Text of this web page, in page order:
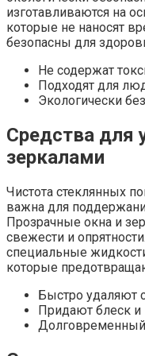
изготавливаются на
которые не наносят
безопасны для
Не содержат
Подходят для
Экологически
Средства для
зеркалами
Чистота стеклянных
важна для
Прозрачные окна и
свежести и
специальные
которые
Быстро удаляют
Придают блеск и
Долговременный